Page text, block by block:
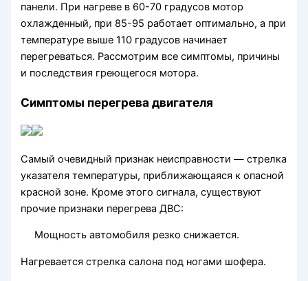
панели. При нагреве в 60-70 градусов мотор
охлажденный, при 85-95 работает оптимально, а при
температуре выше 110 градусов начинает
перегреваться. Рассмотрим все симптомы, причины
и последствия греющегося мотора.
Симптомы перегрева двигателя
Самый очевидный признак неисправности — стрелка
указателя температуры, приближающаяся к опасной
красной зоне. Кроме этого сигнала, существуют
прочие признаки перегрева ДВС:
Мощность автомобиля резко снижается.
Нагревается стрелка салона под ногами шофера.